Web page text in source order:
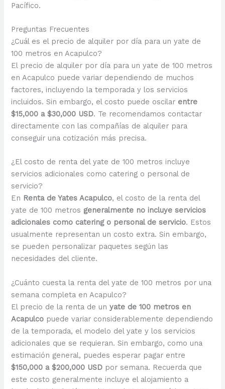
Pacífico.
Preguntas Frecuentes
¿Cuál es el precio de alquiler por día para un yate de
100 metros en Acapulco?
El precio de alquiler por día para un yate de 100 metros
en Acapulco puede variar dependiendo de muchos
factores, incluyendo la temporada y los servicios
incluidos. Sin embargo, el costo puede oscilar entre
$15,000 a $30,000 USD. Te recomendamos contactar
directamente con las compañías de alquiler para
conseguir una cotización más precisa.
¿El costo de renta del yate de 100 metros incluye
servicios adicionales como catering o personal de
servicio?
En Renta de Yates Acapulco, el costo de la renta del
yate de 100 metros generalmente no incluye servicios
adicionales como catering o personal de servicio. Estos
usualmente representan un costo extra. Sin embargo,
se pueden personalizar paquetes según las
necesidades del cliente.
¿Cuánto cuesta la renta del yate de 100 metros por una
semana completa en Acapulco?
El precio de la renta de unyate de 100 metros en
Acapulco puede variar considerablemente dependiendo
de la temporada, el modelo del yate y los servicios
adicionales que se requieran. Sin embargo, como una
estimación general, puedes esperar pagar entre
$150,000 a $200,000 USD por semana. Recuerda que
este costo generalmente incluye el alojamiento a